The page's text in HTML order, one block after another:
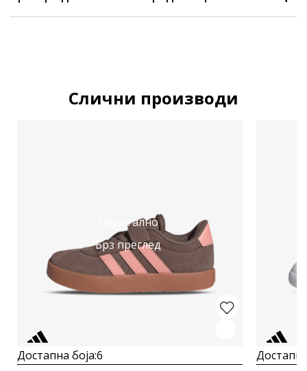
Слични производи
Подетално
Брз преглед
Достапна боја:6